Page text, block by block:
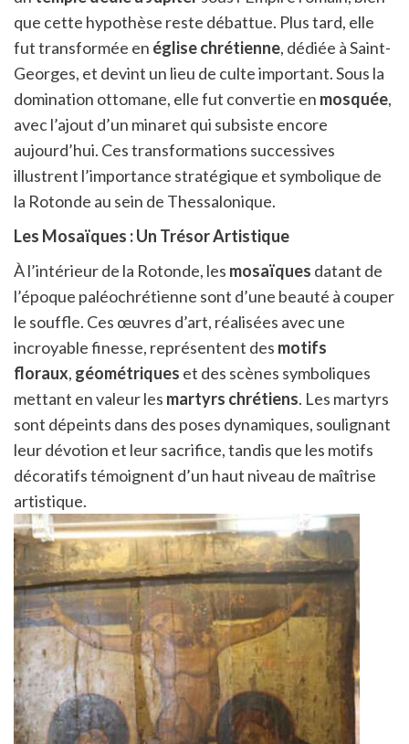
que cette hypothèse reste débattue. Plus tard, elle
fut transformée en église chrétienne, dédiée à Saint-
Georges, et devint un lieu de culte important. Sous la
domination ottomane, elle fut convertie en mosquée,
avec l’ajout d’un minaret qui subsiste encore
aujourd’hui. Ces transformations successives
illustrent l’importance stratégique et symbolique de
la Rotonde au sein de Thessalonique.
Les Mosaïques : Un Trésor Artistique
À l’intérieur de la Rotonde, les mosaïques datant de
l’époque paléochrétienne sont d’une beauté à couper
le souffle. Ces œuvres d’art, réalisées avec une
incroyable finesse, représentent des motifs
floraux, géométriques et des scènes symboliques
mettant en valeur les martyrs chrétiens. Les martyrs
sont dépeints dans des poses dynamiques, soulignant
leur dévotion et leur sacrifice, tandis que les motifs
décoratifs témoignent d’un haut niveau de maîtrise
artistique.